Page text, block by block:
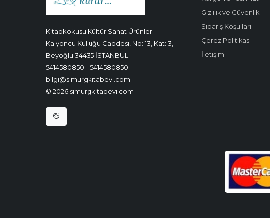
Kitapkokusu Kültür Sanat Ürünleri
Kalyoncu Kulluğu Caddesi, No: 13, Kat: 3,
Beyoğlu 34435 İSTANBUL
5414580850
5414580850
bilgi@simurgkitabevi.com
© 2026 simurgkitabevi.com
Gizlilik ve Güvenlik
Sipariş Koşulları
Çerez Politikası
İletişim